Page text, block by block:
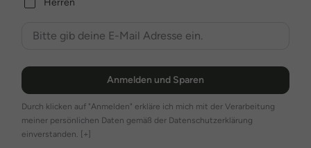
Herren
Anmelden und Sparen
Durch klicken auf "Anmelden" erkläre ich mich mit der Verarbeitung
meiner persönlichen Daten gemäß der Datenschutzerklärung
einverstanden. [+]